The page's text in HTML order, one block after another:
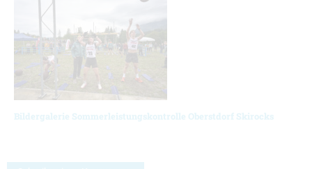
Bildergalerie Sommerleistungskontrolle Oberstdorf Skirocks